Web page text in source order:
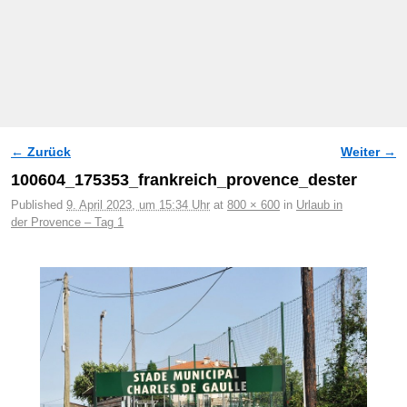
Bilder-Navigation
← Zurück Weiter →
100604_175353_frankreich_provence_dester
Published 9. April 2023, um 15:34 Uhr at 800 × 600 in Urlaub in
der Provence – Tag 1